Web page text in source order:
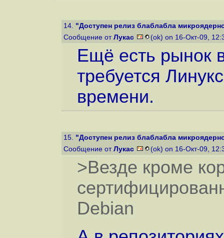
14. "Доступен релиз блаблабла
Сообщение от Лукас (ok) on 16-Окт-09,
Ещё есть рынок
требуется
времени.
15. "Доступен релиз блаблабла
Сообщение от Лукас (ok) on 16-Окт-09,
>Везде кроме
Debian